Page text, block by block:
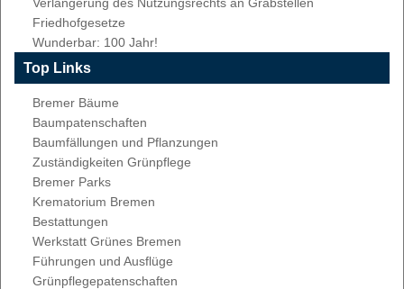
Friedhofgesetze
Wunderbar: 100 Jahr!
Top Links
Bremer Bäume
Baumpatenschaften
Baumfällungen und Pflanzungen
Zuständigkeiten Grünpflege
Bremer Parks
Krematorium Bremen
Bestattungen
Werkstatt Grünes Bremen
Führungen und Ausflüge
Grünpflegepatenschaften